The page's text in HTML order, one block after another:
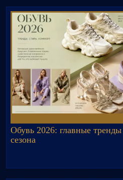
Обувь 2026: главные
сезона